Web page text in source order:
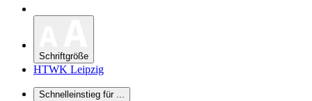
Schriftgröße
HTWK Leipzig
Schnelleinstieg für ...